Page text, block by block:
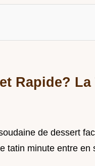
Rapide? La
de dessert
tatin minute entre en